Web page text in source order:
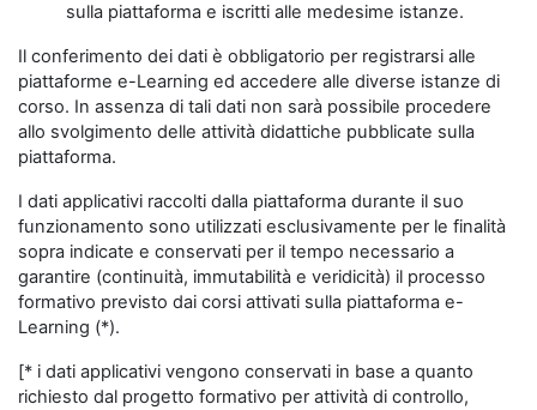
sulla piattaforma e iscritti alle medesime istanze.
Il conferimento dei dati è obbligatorio per registrarsi alle
piattaforme e-Learning ed accedere alle diverse istanze di
corso. In assenza di tali dati non sarà possibile procedere
allo svolgimento delle attività didattiche pubblicate sulla
piattaforma.
I dati applicativi raccolti dalla piattaforma durante il suo
funzionamento sono utilizzati esclusivamente per le finalità
sopra indicate e conservati per il tempo necessario a
garantire (continuità, immutabilità e veridicità) il processo
formativo previsto dai corsi attivati sulla piattaforma e-
Learning (*).
[* i dati applicativi vengono conservati in base a quanto
richiesto dal progetto formativo per attività di controllo,